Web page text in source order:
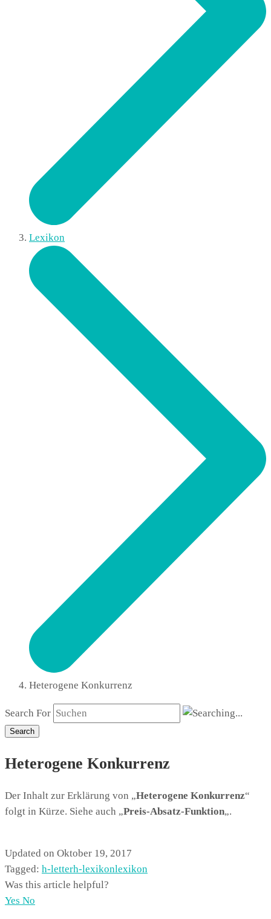
Lexikon
Heterogene Konkurrenz
Search For
Search
Heterogene Konkurrenz
Der Inhalt zur Erklärung von „Heterogene Konkurrenz“
folgt in Kürze. Siehe auch „Preis-Absatz-Funktion„.
Updated on Oktober 19, 2017
Tagged: h-letterh-lexikonlexikon
Was this article helpful?
Yes No